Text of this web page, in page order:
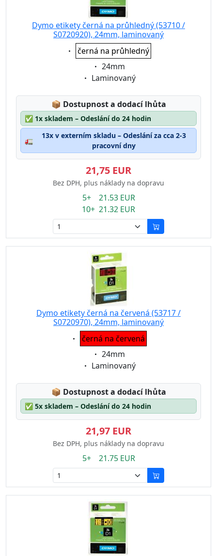
Dymo etikety černá na průhledný (53710 /
S0720920), 24mm, laminovaný
Eigenschaft:
černá na průhledný
Eigenschaft:
24mm
Eigenschaft:
Laminovaný
📦 Lagerstatus:
Dostupnost a dodací lhůta
✅ 1x skladem – Odeslání do 24 hodin
🚛
13x v externím skladu – Odeslání za cca 2-3
pracovní dny
21,75 EUR
Bez DPH, plus náklady na dopravu
5+ 21.53 EUR
10+ 21.32 EUR
Dymo etikety černá na červená (53717 /
S0720970), 24mm, laminovaný
Eigenschaft:
černá na červená
Eigenschaft:
24mm
Eigenschaft:
Laminovaný
📦 Lagerstatus:
Dostupnost a dodací lhůta
✅ 5x skladem – Odeslání do 24 hodin
21,97 EUR
Bez DPH, plus náklady na dopravu
5+ 21.75 EUR